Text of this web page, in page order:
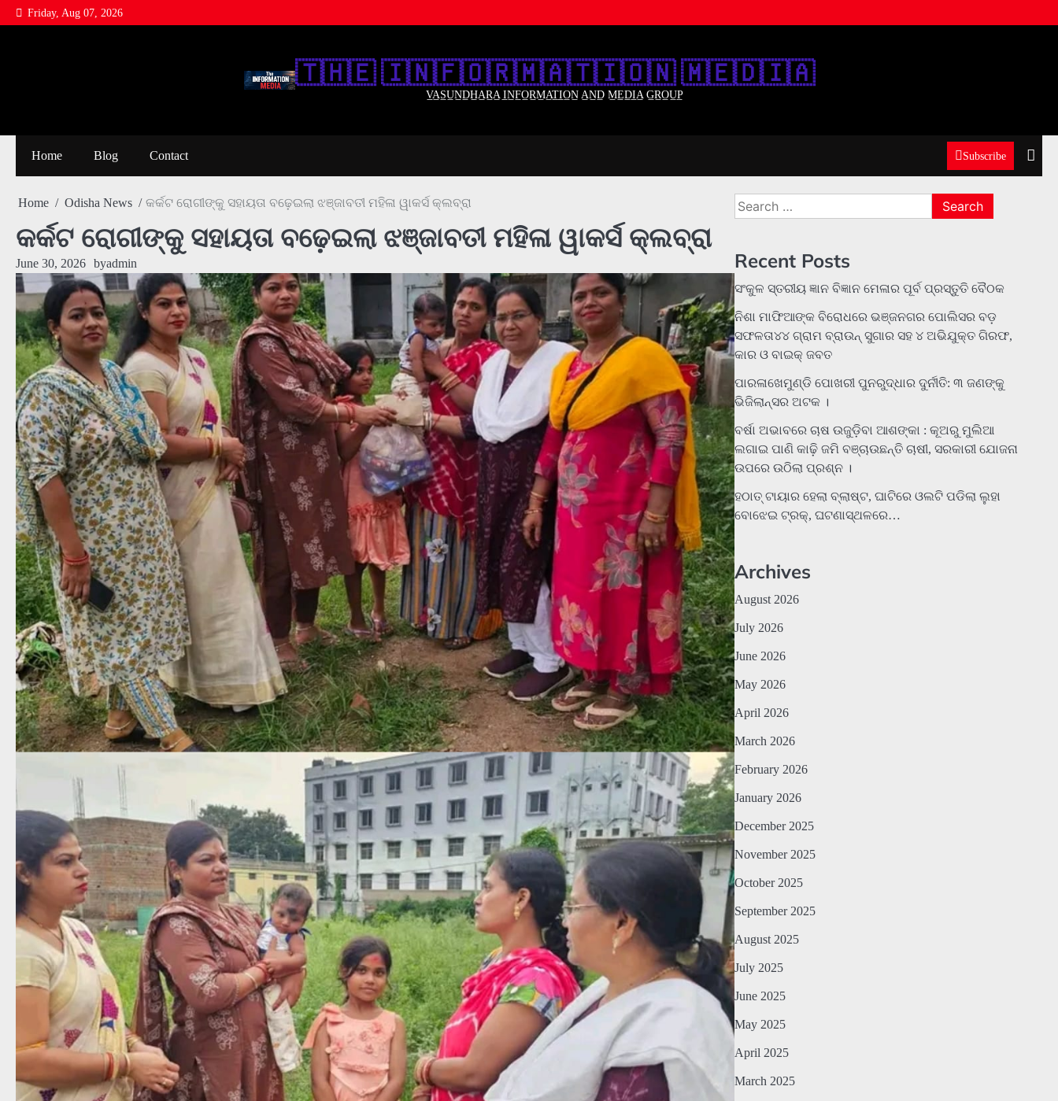
Skip
to
Friday, Aug 07, 2026
🇹‌🇭‌🇪‌ 🇮‌🇳‌🇫‌🇴‌🇷‌🇲‌🇦‌🇹‌🇮‌🇴‌🇳‌ 🇲‌🇪‌🇩‌🇮‌🇦‌
V̲A̲S̲U̲N̲D̲H̲A̲R̲A̲ I̲N̲F̲O̲R̲M̲A̲T̲I̲O̲N̲ A̲N̲D̲ M̲E̲D̲I̲A̲ G̲R̲O̲U̲P̲
Home Blog Contact Subscribe
Home Odisha News କର୍କଟ ରୋଗୀଙ୍କୁ ସହାୟତା ବଢ଼େଇଲା ଝଞ୍ଜାବତୀ ମହିଳା ୱାକର୍ସ କ୍ଲବ୍ରା
କର୍କଟ ରୋଗୀଙ୍କୁ ସହାୟତା ବଢ଼େଇଲା ଝଞ୍ଜାବତୀ ମହିଳା ୱାକର୍ସ କ୍ଲବ୍ରା
June 30, 2026 byadmin
Search
for:
Recent Posts
ସଂକୁଳ ସ୍ତରୀୟ ଜ୍ଞାନ ବିଜ୍ଞାନ ମେଳାର ପୂର୍ବ ପ୍ରସ୍ତୁତି ବୈଠକ
ନିଶା ମାଫିଆଙ୍କ ବିରୋଧରେ ଭଞ୍ଜନଗର ପୋଲିସର ବଡ଼
ସଫଳତା୪୪ ଗ୍ରାମ ବ୍ରାଉନ୍ ସୁଗାର ସହ ୪ ଅଭିଯୁକ୍ତ ଗିରଫ,
କାର ଓ ବାଇକ୍ ଜବତ
ପାରଳାଖେମୁଣ୍ଡି ପୋଖରୀ ପୁନରୁଦ୍ଧାର ଦୁର୍ନୀତି: ୩ ଜଣଙ୍କୁ
ଭିଜିଲାନ୍ସର ଅଟକ ।
ବର୍ଷା ଅଭାବରେ ଚାଷ ଉଜୁଡ଼ିବା ଆଶଙ୍କା : କୂଅରୁ ମୁଲିଆ
ଲଗାଇ ପାଣି କାଢ଼ି ଜମି ବଞ୍ଚାଉଛନ୍ତି ଚାଷୀ, ସରକାରୀ ଯୋଜନା
ଉପରେ ଉଠିଲା ପ୍ରଶ୍ନ ।
ହଠାତ୍‌ ଟାୟାର ହେଲା ବ୍ଲାଷ୍ଟ, ଘାଟିରେ ଓଲଟି ପଡିଲା ଲୁହା
ବୋଝେଇ ଟ୍ରକ୍‌, ଘଟଣାସ୍ଥଳରେ…
Archives
August 2026
July 2026
June 2026
May 2026
April 2026
March 2026
February 2026
January 2026
December 2025
November 2025
October 2025
September 2025
August 2025
July 2025
June 2025
May 2025
April 2025
March 2025